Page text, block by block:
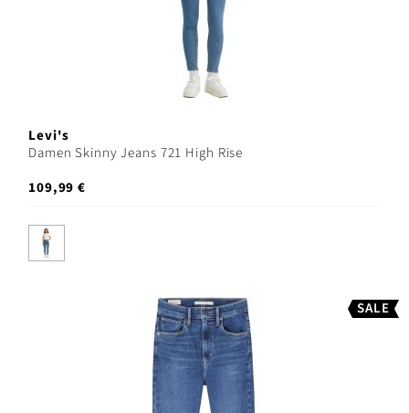
Levi's
Damen Skinny Jeans 721 High Rise
109,99 €
SALE